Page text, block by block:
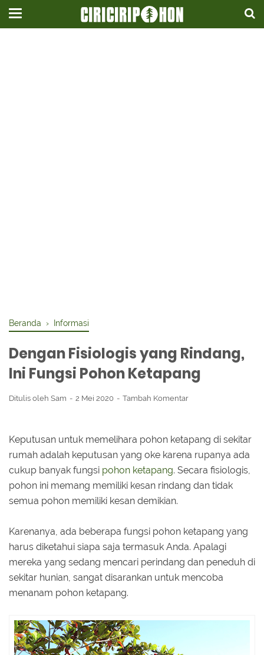
Beranda › Informasi
Dengan Fisiologis yang Rindang,
Ini Fungsi Pohon Ketapang
Ditulis oleh Sam 2 Mei 2020 Tambah Komentar
Keputusan untuk memelihara pohon ketapang di sekitar
rumah adalah keputusan yang oke karena rupanya ada
cukup banyak fungsi pohon ketapang. Secara fisiologis,
pohon ini memang memiliki kesan rindang dan tidak
semua pohon memiliki kesan demikian.
Karenanya, ada beberapa fungsi pohon ketapang yang
harus diketahui siapa saja termasuk Anda. Apalagi
mereka yang sedang mencari perindang dan peneduh di
sekitar hunian, sangat disarankan untuk mencoba
menanam pohon ketapang.